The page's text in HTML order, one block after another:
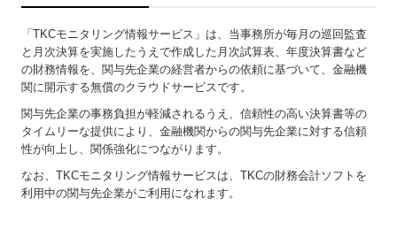
「TKCモニタリング情報サービス」は、当事務所が毎月の巡回監査
と月次決算を実施したうえで作成した月次試算表、年度決算書など
の財務情報を、関与先企業の経営者からの依頼に基づいて、金融機
関に開示する無償のクラウドサービスです。
関与先企業の事務負担が軽減されるうえ、信頼性の高い決算書等の
タイムリーな提供により、金融機関からの関与先企業に対する信頼
性が向上し、関係強化につながります。
なお、TKCモニタリング情報サービスは、TKCの財務会計ソフトを
利用中の関与先企業がご利用になれます。